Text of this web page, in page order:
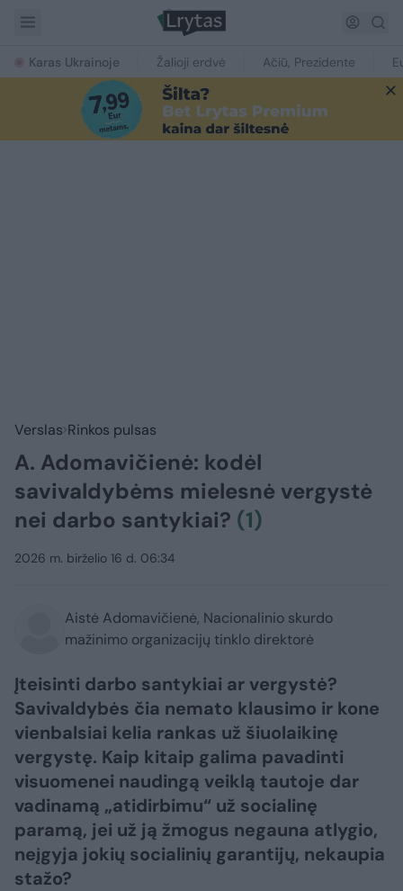
Karas Ukrainoje Žalioji erdvė Ačiū, Prezidente
Verslas Rinkos pulsas
A. Adomavičienė: kodėl
savivaldybėms mielesnė vergystė
nei darbo santykiai? (1)
2026 m. birželio 16 d. 06:34
Aistė Adomavičienė, Nacionalinio skurdo
mažinimo organizacijų tinklo direktorė
Įteisinti darbo santykiai ar vergystė?
Savivaldybės čia nemato klausimo ir kone
vienbalsiai kelia rankas už šiuolaikinę
vergystę. Kaip kitaip galima pavadinti
visuomenei naudingą veiklą tautoje dar
vadinamą „atidirbimu“ už socialinę
paramą, jei už ją žmogus negauna atlygio,
neįgyja jokių socialinių garantijų, nekaupia
stažo?